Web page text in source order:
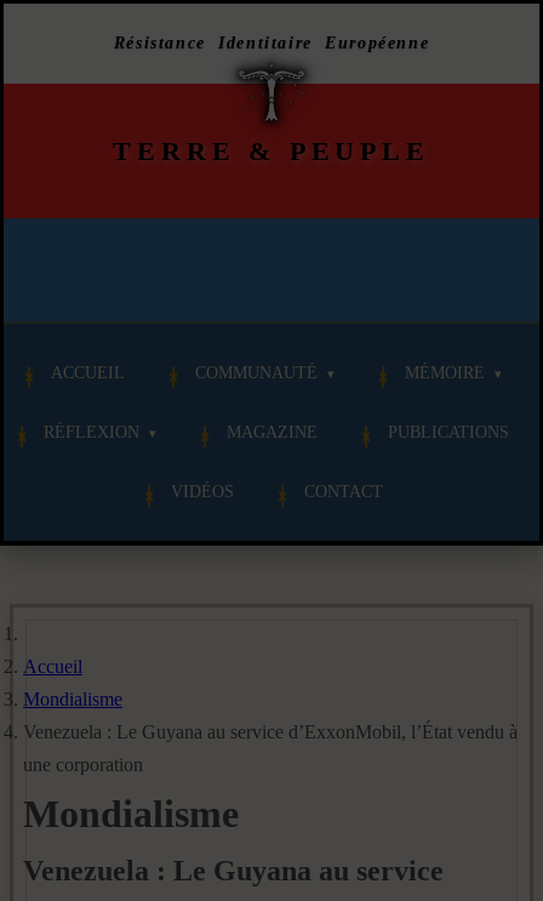
Résistance Identitaire Européenne
TERRE & PEUPLE
ACCUEIL COMMUNAUTÉ MÉMOIRE
RÉFLEXION MAGAZINE PUBLICATIONS
VIDÉOS CONTACT
Accueil
Mondialisme
Venezuela : Le Guyana au service d’ExxonMobil, l’État vendu à
une corporation
Mondialisme
Venezuela : Le Guyana au service